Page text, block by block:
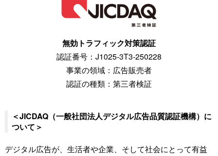
無効トラフィック対策認証
認証番号：J1025-3T3-250228
事業の領域：広告販売者
認証の種類：第三者検証
＜JICDAQ（一般社団法人デジタル広告品質認証機構）に
ついて＞
デジタル広告が、生活者や企業、そして社会にとって有益